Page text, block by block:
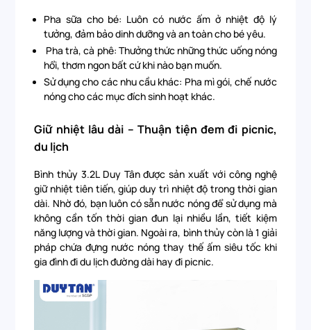
Pha sữa cho bé: Luôn có nước ấm ở nhiệt độ lý
tưởng, đảm bảo dinh dưỡng và an toàn cho bé yêu.
Pha trà, cà phê: Thưởng thức những thức uống nóng
hổi, thơm ngon bất cứ khi nào bạn muốn.
Sử dụng cho các nhu cầu khác: Pha mì gói, chế nước
nóng cho các mục đích sinh hoạt khác.
Giữ nhiệt lâu dài – Thuận tiện đem đi picnic,
du lịch
Bình thủy 3.2L Duy Tân được sản xuất với công nghệ
giữ nhiệt tiên tiến, giúp duy trì nhiệt độ trong thời gian
dài. Nhờ đó, bạn luôn có sẵn nước nóng để sử dụng mà
không cần tốn thời gian đun lại nhiều lần, tiết kiệm
năng lượng và thời gian. Ngoài ra, bình thủy còn là 1 giải
pháp chứa đựng nước nóng thay thế ấm siêu tốc khi
gia đình đi du lịch đường dài hay đi picnic.